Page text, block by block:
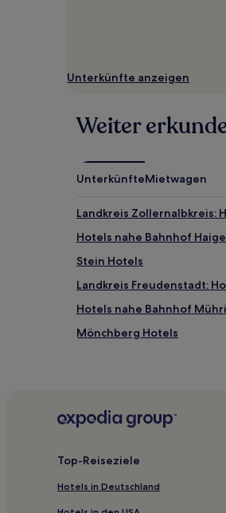
Es
Bedingungen
Unterkünfte anzeigen
Weiter
UnterkünfteMietwagen
Landkreis Zollernalbkreis:
Hotels nahe Bahnhof
Stein Hotels
Landkreis Freudenstadt:
Hotels nahe Bahnhof
Mönchberg Hotels
Egelstal Hotels
Hotels nahe
Top-Reiseziele
Hotels in Deutschland